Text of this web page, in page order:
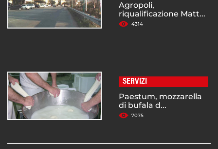
Agropoli,
riqualificazione Matt...
4314
SERVIZI
Paestum, mozzarella
di bufala d...
7075